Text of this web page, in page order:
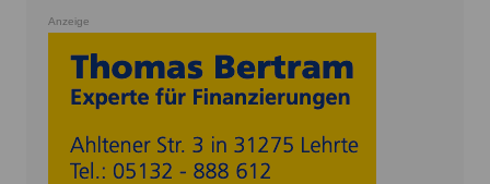
Anzeige